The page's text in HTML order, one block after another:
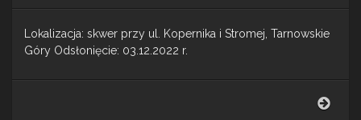
Lokalizacja: skwer przy ul. Kopernika i Stromej, Tarnowskie
Góry Odsłonięcie: 03.12.2022 r.